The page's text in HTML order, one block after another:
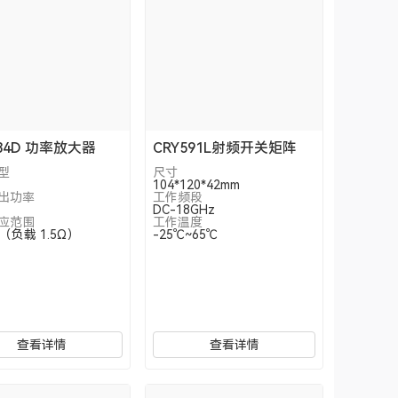
功率放大器
功率
范围
负载 1.5Ω）
查看详情
CRY591L射频开关矩阵
尺寸
104*120*42mm
工作频段
DC-18GHz
工作温度
-25℃~65℃
查看详情